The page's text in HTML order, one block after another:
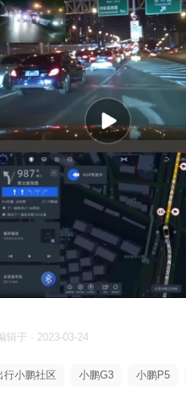
辑于 · 2023-03-24
行小鹏社区 小鹏G3 小鹏P5